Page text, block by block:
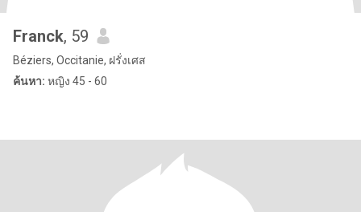
Franck, 59
Béziers, Occitanie, ฝรั่งเศส
ค้นหา: หญิง 45 - 60